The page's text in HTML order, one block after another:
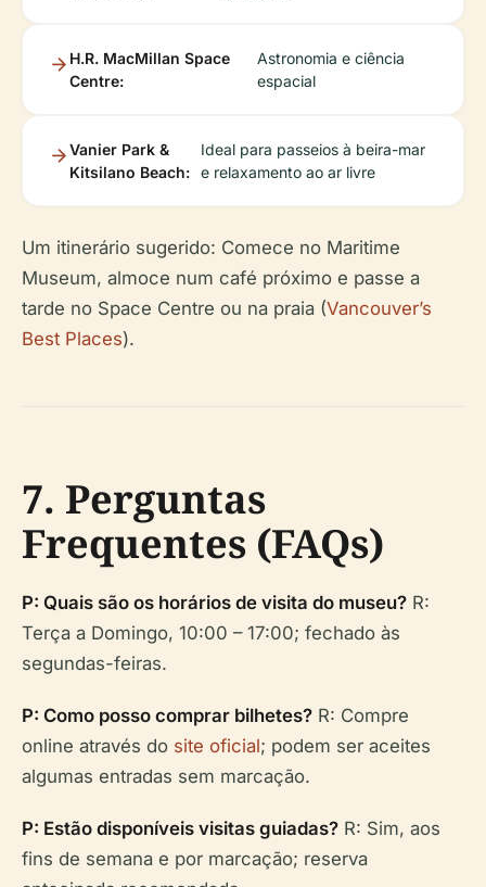
H.R. MacMillan Space
Centre:
Astronomia e ciência
espacial
Vanier Park &
Kitsilano Beach:
Ideal para passeios à beira-mar
e relaxamento ao ar livre
Um itinerário sugerido: Comece no Maritime
Museum, almoce num café próximo e passe a
tarde no Space Centre ou na praia (Vancouver’s
Best Places).
7. Perguntas
Frequentes (FAQs)
P: Quais são os horários de visita do museu? R:
Terça a Domingo, 10:00 – 17:00; fechado às
segundas-feiras.
P: Como posso comprar bilhetes? R: Compre
online através do site oficial; podem ser aceites
algumas entradas sem marcação.
P: Estão disponíveis visitas guiadas? R: Sim, aos
fins de semana e por marcação; reserva